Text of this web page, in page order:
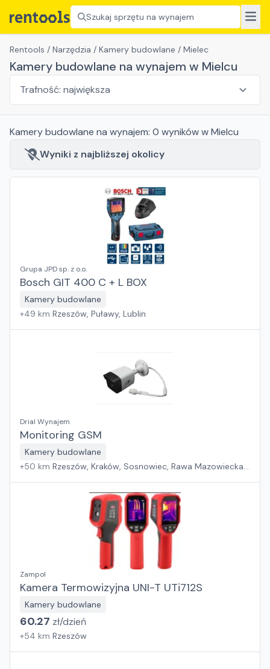
Szukaj sprzętu na wynajem
Rentools / Narzędzia / Kamery budowlane / Mielec
Kamery budowlane na wynajem w Mielcu
Kamery budowlane na wynajem: 0 wynikóww Mielcu
Wyniki z najbliższej okolicy
Grupa JPD sp. z o.o.
Bosch GIT 400 C + L BOX
Kamery budowlane
+49 km Rzeszów, Puławy, Lublin
Drial Wynajem
Monitoring GSM
Kamery budowlane
+50 km Rzeszów, Kraków, Sosnowiec, Rawa Mazowiecka,
Poznań, Suchy Las, Zielona Góra, Gdańsk, Szczecin
Zampol
Kamera Termowizyjna UNI-T UTi712S
Kamery budowlane
60.27 zł/dzień
+54 km Rzeszów